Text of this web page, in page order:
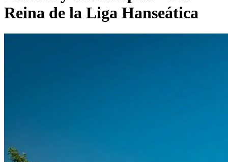
Reina de la Liga Hanseática